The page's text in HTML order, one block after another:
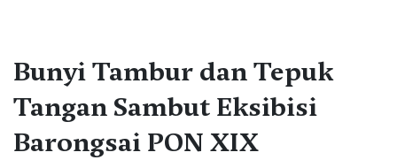
Bunyi Tambur dan Tepuk
Tangan Sambut Eksibisi
Barongsai PON XIX